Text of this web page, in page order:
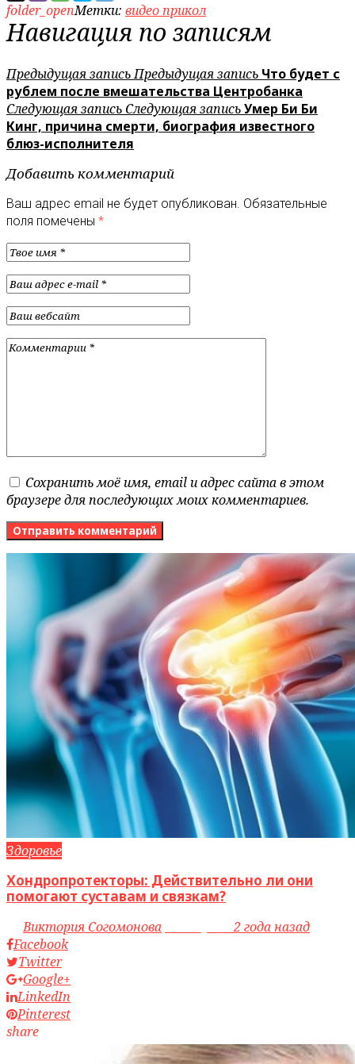
folder_openМетки: видео прикол
Навигация по записям
Предыдущая записьПредыдущая запись Что будет с
рублем после вмешательства Центробанка
Следующая запись Следующая записьУмер Би Би
Кинг, причина смерти, биография известного
блюз-исполнителя
Добавить комментарий
Ваш адрес email не будет опубликован. Обязательные
поля помечены *
Сохранить моё имя, email и адрес сайта в этом
браузере для последующих моих комментариев.
Здоровье
Хондропротекторы: Действительно ли они
помогают суставам и связкам?
byВиктория Согомонова access_time2 года назад
Facebook
Twitter
Google+
LinkedIn
Pinterest
share